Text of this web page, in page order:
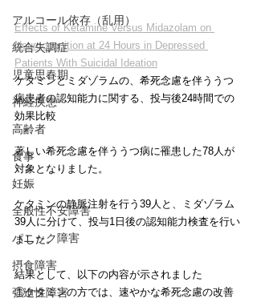
アルコール依存（乱用）
統合失調症
児童思春期
神経疾患
高齢者
食事
妊娠
全般性不安障害
パニック障害
摂食障害
強迫性障害
Effects of Ketamine Versus Midazolam on
Neurocognition at 24 Hours in Depressed
Patients With Suicidal Ideation
ケタミンとミダゾラムの、希死念慮を伴ううつ
病患者の認知能力に関する、投与後24時間での
効果比較
著しい希死念慮を伴ううつ病に罹患した78人が
対象となりました。
ケタミンの静脈注射を行う39人と、ミダゾラム
39人に分けて、投与1日後の認知能力検査を行い
ました。
結果として、以下の内容が示されました
①ケタミンの方では、速やかな希死念慮の改善